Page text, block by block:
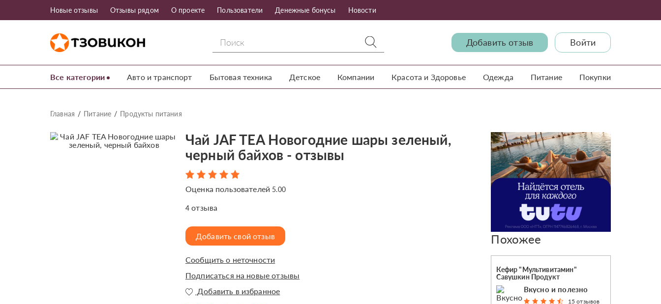
Новые отзывы Отзывы рядом О проекте Пользователи Денежные бонусы Новости
Добавить отзыв Войти
Все категории Авто и транспорт Бытовая техника Детское Компании Красота и Здоровье Одежда Питание Покупки
Главная Питание Продукты питания
Чай JAF TEA Новогодние шары зеленый,
черный байхов - отзывы
Оценка пользователей 5.00
4 отзыва
Добавить свой отзыв
Сообщить о неточности
Подписаться на новые отзывы
Добавить в избранное
Похожее
Кефир "Мультивитамин"
Савушкин Продукт
Вкусно и полезно
15 отзывов